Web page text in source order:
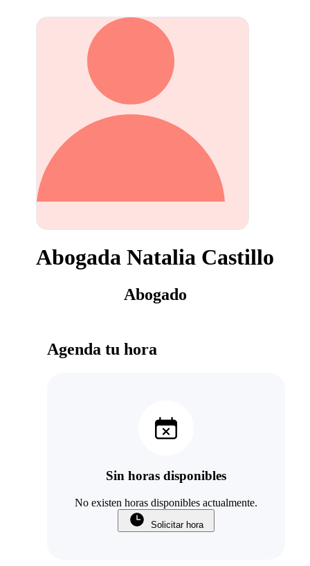
Abogada Natalia Castillo
Abogado
Agenda tu hora
Sin horas disponibles
No existen horas disponibles actualmente.
Solicitar hora